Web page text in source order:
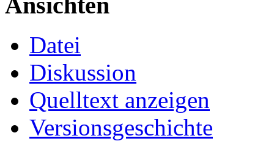
Datei
Diskussion
Quelltext anzeigen
Versionsgeschichte